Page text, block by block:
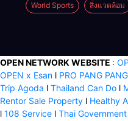
World Sports สิ่งแวดล้อม
OPEN NETWORK WEBSITE :
OPEN x Esan l PRO PANG PANG
Trip Agoda l Thailand Can Do l
Rentor Sale Property l Healthy
l 108 Service l Thai